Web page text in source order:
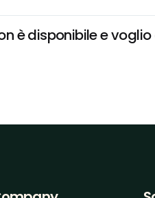
è disponibile e